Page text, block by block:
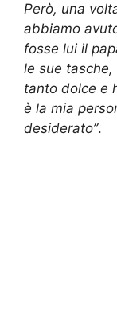
Però, una
abbiamo
fosse lui il
le sue
tanto dolce e
è la mia
desiderato”.